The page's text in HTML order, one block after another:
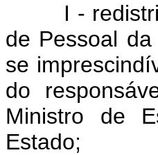
I -
de Pessoal
se
do
Ministro de
Estado;